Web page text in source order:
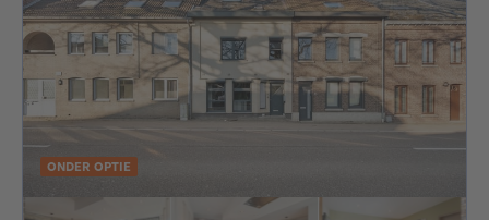
ONDER OPTIE